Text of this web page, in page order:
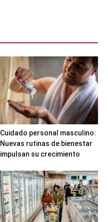
Cuidado personal masculino:
Nuevas rutinas de bienestar
impulsan su crecimiento